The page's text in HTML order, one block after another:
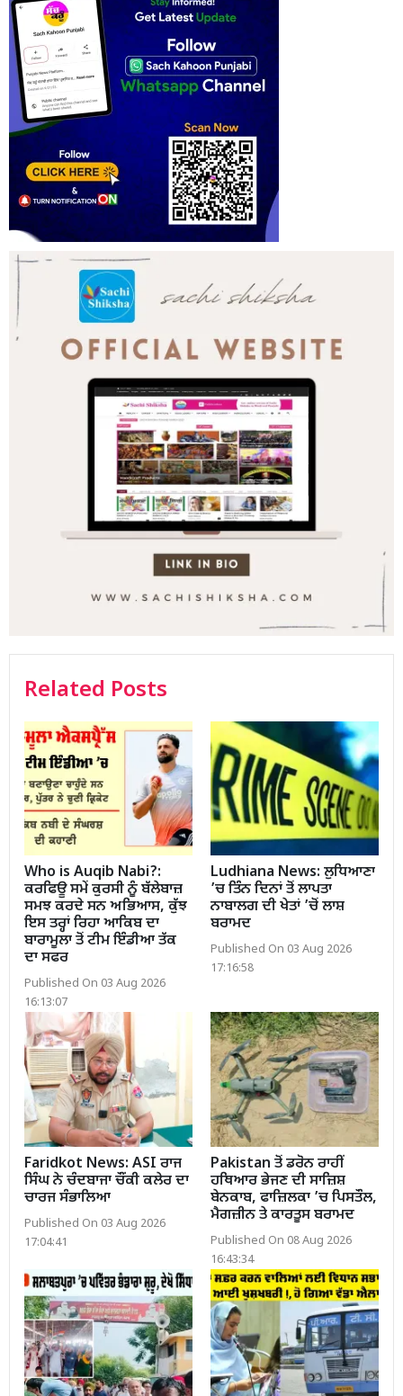
Related Posts
Who is Auqib Nabi?:
ਕਰਫਿਊ ਸਮੇਂ ਕੁਰਸੀ ਨੂੰ ਬੱਲੇਬਾਜ਼
ਸਮਝ ਕਰਦੇ ਸਨ ਅਭਿਆਸ, ਕੁੱਝ
ਇਸ ਤਰ੍ਹਾਂ ਰਿਹਾ ਆਕਿਬ ਦਾ
ਬਾਰਾਮੂਲਾ ਤੋਂ ਟੀਮ ਇੰਡੀਆ ਤੱਕ
ਦਾ ਸਫਰ
Published On 03 Aug 2026
16:13:07
Ludhiana News: ਲੁਧਿਆਣਾ
’ਚ ਤਿੰਨ ਦਿਨਾਂ ਤੋਂ ਲਾਪਤਾ
ਨਾਬਾਲਗ ਦੀ ਖੇਤਾਂ ’ਚੋਂ ਲਾਸ਼
ਬਰਾਮਦ
Published On 03 Aug 2026
17:16:58
Faridkot News: ASI ਰਾਜ
ਸਿੰਘ ਨੇ ਚੰਦਬਾਜਾ ਚੌਂਕੀ ਕਲੇਰ ਦਾ
ਚਾਰਜ ਸੰਭਾਲਿਆ
Published On 03 Aug 2026
17:04:41
Pakistan ਤੋਂ ਡਰੋਨ ਰਾਹੀਂ
ਹਥਿਆਰ ਭੇਜਣ ਦੀ ਸਾਜ਼ਿਸ਼
ਬੇਨਕਾਬ, ਫਾਜ਼ਿਲਕਾ ’ਚ ਪਿਸਤੌਲ,
ਮੈਗਜ਼ੀਨ ਤੇ ਕਾਰਤੂਸ ਬਰਾਮਦ
Published On 08 Aug 2026
16:43:34